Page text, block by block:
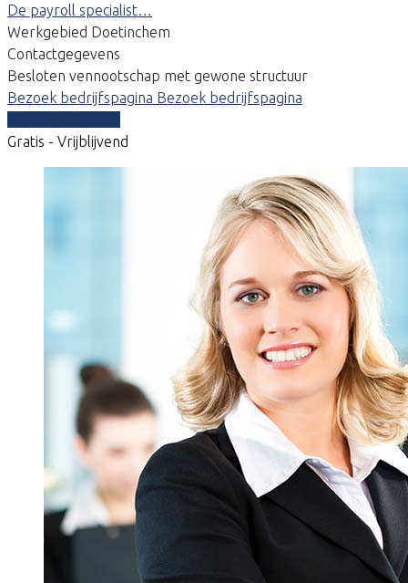
De payroll specialist…
Werkgebied Doetinchem
Contactgegevens
Besloten vennootschap met gewone structuur
Bezoek bedrijfspagina Bezoek bedrijfspagina
Gratis - Vrijblijvend